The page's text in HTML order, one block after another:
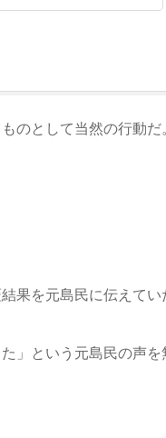
のとして当然の行動だ
果を元島民に伝えてい
」という元島民の声を